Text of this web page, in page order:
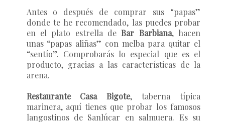
Antes o después de comprar sus “papas”
donde te he recomendado, las puedes probar
en el plato estrella deBar Barbiana, hacen
unas “papas aliñas” con melba para quitar el
“sentío”. Comprobarás lo especial que es el
producto, gracias a las características de la
arena.
Restaurante Casa Bigote, taberna típica
marinera, aquí tienes que probar los famosos
langostinos de Sanlúcar en salmuera. Es su